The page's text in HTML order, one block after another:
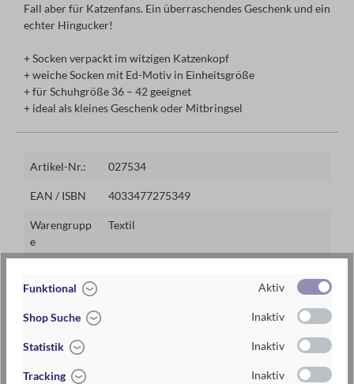
Fall aber für Katzenfans. Ein überraschendes Geschenk und ein
echter Hingucker!
+ Socken verpackt im witzigen Katzenkopf
+ weiche Socken mit Ed-Motiv in Einheitsgröße
+ für Schuhgröße 36 – 42 geeignet
+ ideal als kleines Geschenk oder Mitbringsel
Artikel-Nr.: 027534
EAN / ISBN 4033477275349
Warengrupp
e
Textil
Materialien
Funktional Aktiv
Shop Suche Inaktiv
Statistik Inaktiv
Tracking Inaktiv